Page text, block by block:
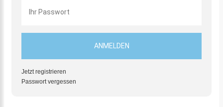
Jetzt registrieren
Passwort vergessen